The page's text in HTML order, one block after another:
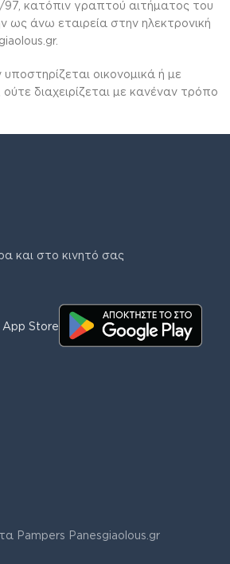
κατόπιν γραπτού αιτήματος του
ως άνω εταιρεία στην ηλεκτρονική
οικονομικά ή με
διαχειρίζεται με κανέναν τρόπο
και στο κινητό σας
Pampers Panesgiaolous.gr